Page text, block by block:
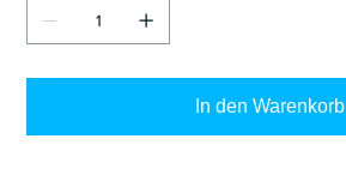
In den Warenkorb